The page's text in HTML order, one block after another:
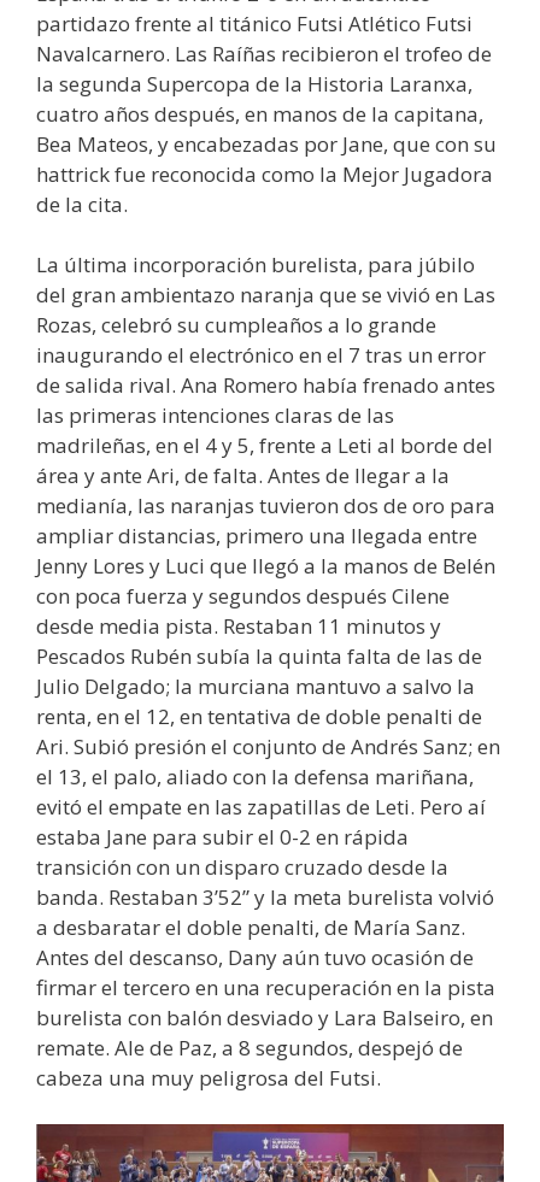
partidazo frente al titánico Futsi Atlético Futsi
Navalcarnero. Las Raíñas recibieron el trofeo de
la segunda Supercopa de la Historia Laranxa,
cuatro años después, en manos de la capitana,
Bea Mateos, y encabezadas por Jane, que con su
hattrick fue reconocida como la Mejor Jugadora
de la cita.
La última incorporación burelista, para júbilo
del gran ambientazo naranja que se vivió en Las
Rozas, celebró su cumpleaños a lo grande
inaugurando el electrónico en el 7 tras un error
de salida rival. Ana Romero había frenado antes
las primeras intenciones claras de las
madrileñas, en el 4 y 5, frente a Leti al borde del
área y ante Ari, de falta. Antes de llegar a la
medianía, las naranjas tuvieron dos de oro para
ampliar distancias, primero una llegada entre
Jenny Lores y Luci que llegó a la manos de Belén
con poca fuerza y segundos después Cilene
desde media pista. Restaban 11 minutos y
Pescados Rubén subía la quinta falta de las de
Julio Delgado; la murciana mantuvo a salvo la
renta, en el 12, en tentativa de doble penalti de
Ari. Subió presión el conjunto de Andrés Sanz; en
el 13, el palo, aliado con la defensa mariñana,
evitó el empate en las zapatillas de Leti. Pero aí
estaba Jane para subir el 0-2 en rápida
transición con un disparo cruzado desde la
banda. Restaban 3’52” y la meta burelista volvió
a desbaratar el doble penalti, de María Sanz.
Antes del descanso, Dany aún tuvo ocasión de
firmar el tercero en una recuperación en la pista
burelista con balón desviado y Lara Balseiro, en
remate. Ale de Paz, a 8 segundos, despejó de
cabeza una muy peligrosa del Futsi.